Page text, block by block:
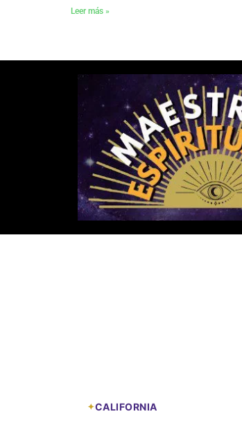
Leer más »
CALIFORNIA